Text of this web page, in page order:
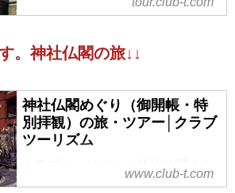
出発】｜クラブツーリズム
域・恐山 並ばずにイタコの口寄せ
日間』【東京駅出発】の紹介をし
ています。ツアー・旅行のお申込
ならクラブツーリズム。
。神社仏閣の旅↓↓
神社仏閣めぐり（御開帳・特
別拝観）の旅・ツアー│クラブ
ツーリズム
www.club-t.com